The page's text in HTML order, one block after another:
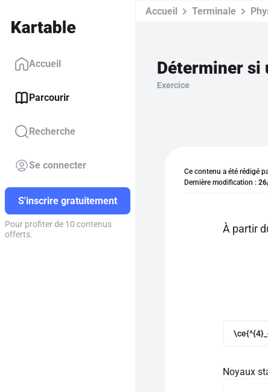
Accueil
Parcourir
Recherche
Se connecter
S'inscrire gratuitement
Pour profiter de 10 contenus
offerts.
Accueil Terminale
Déterminer si
Exercice
Ce contenu a été rédigé
Dernière modification :
À partir
Noyaux